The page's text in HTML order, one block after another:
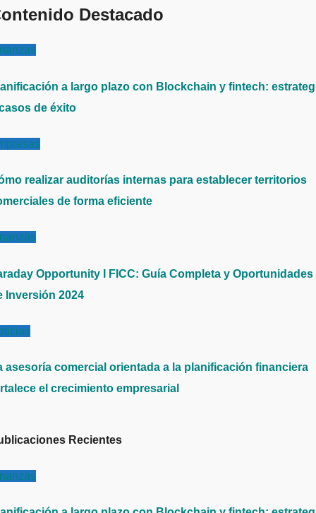
Destacado
a largo plazo con Blockchain y fintech:
de éxito
realizar auditorías internas para establecer territorios
de forma eficiente
Opportunity I FICC: Guía Completa y Oportunidades
Inversión 2024
asesoría comercial orientada a la planificación financiera
el crecimiento empresarial
Recientes